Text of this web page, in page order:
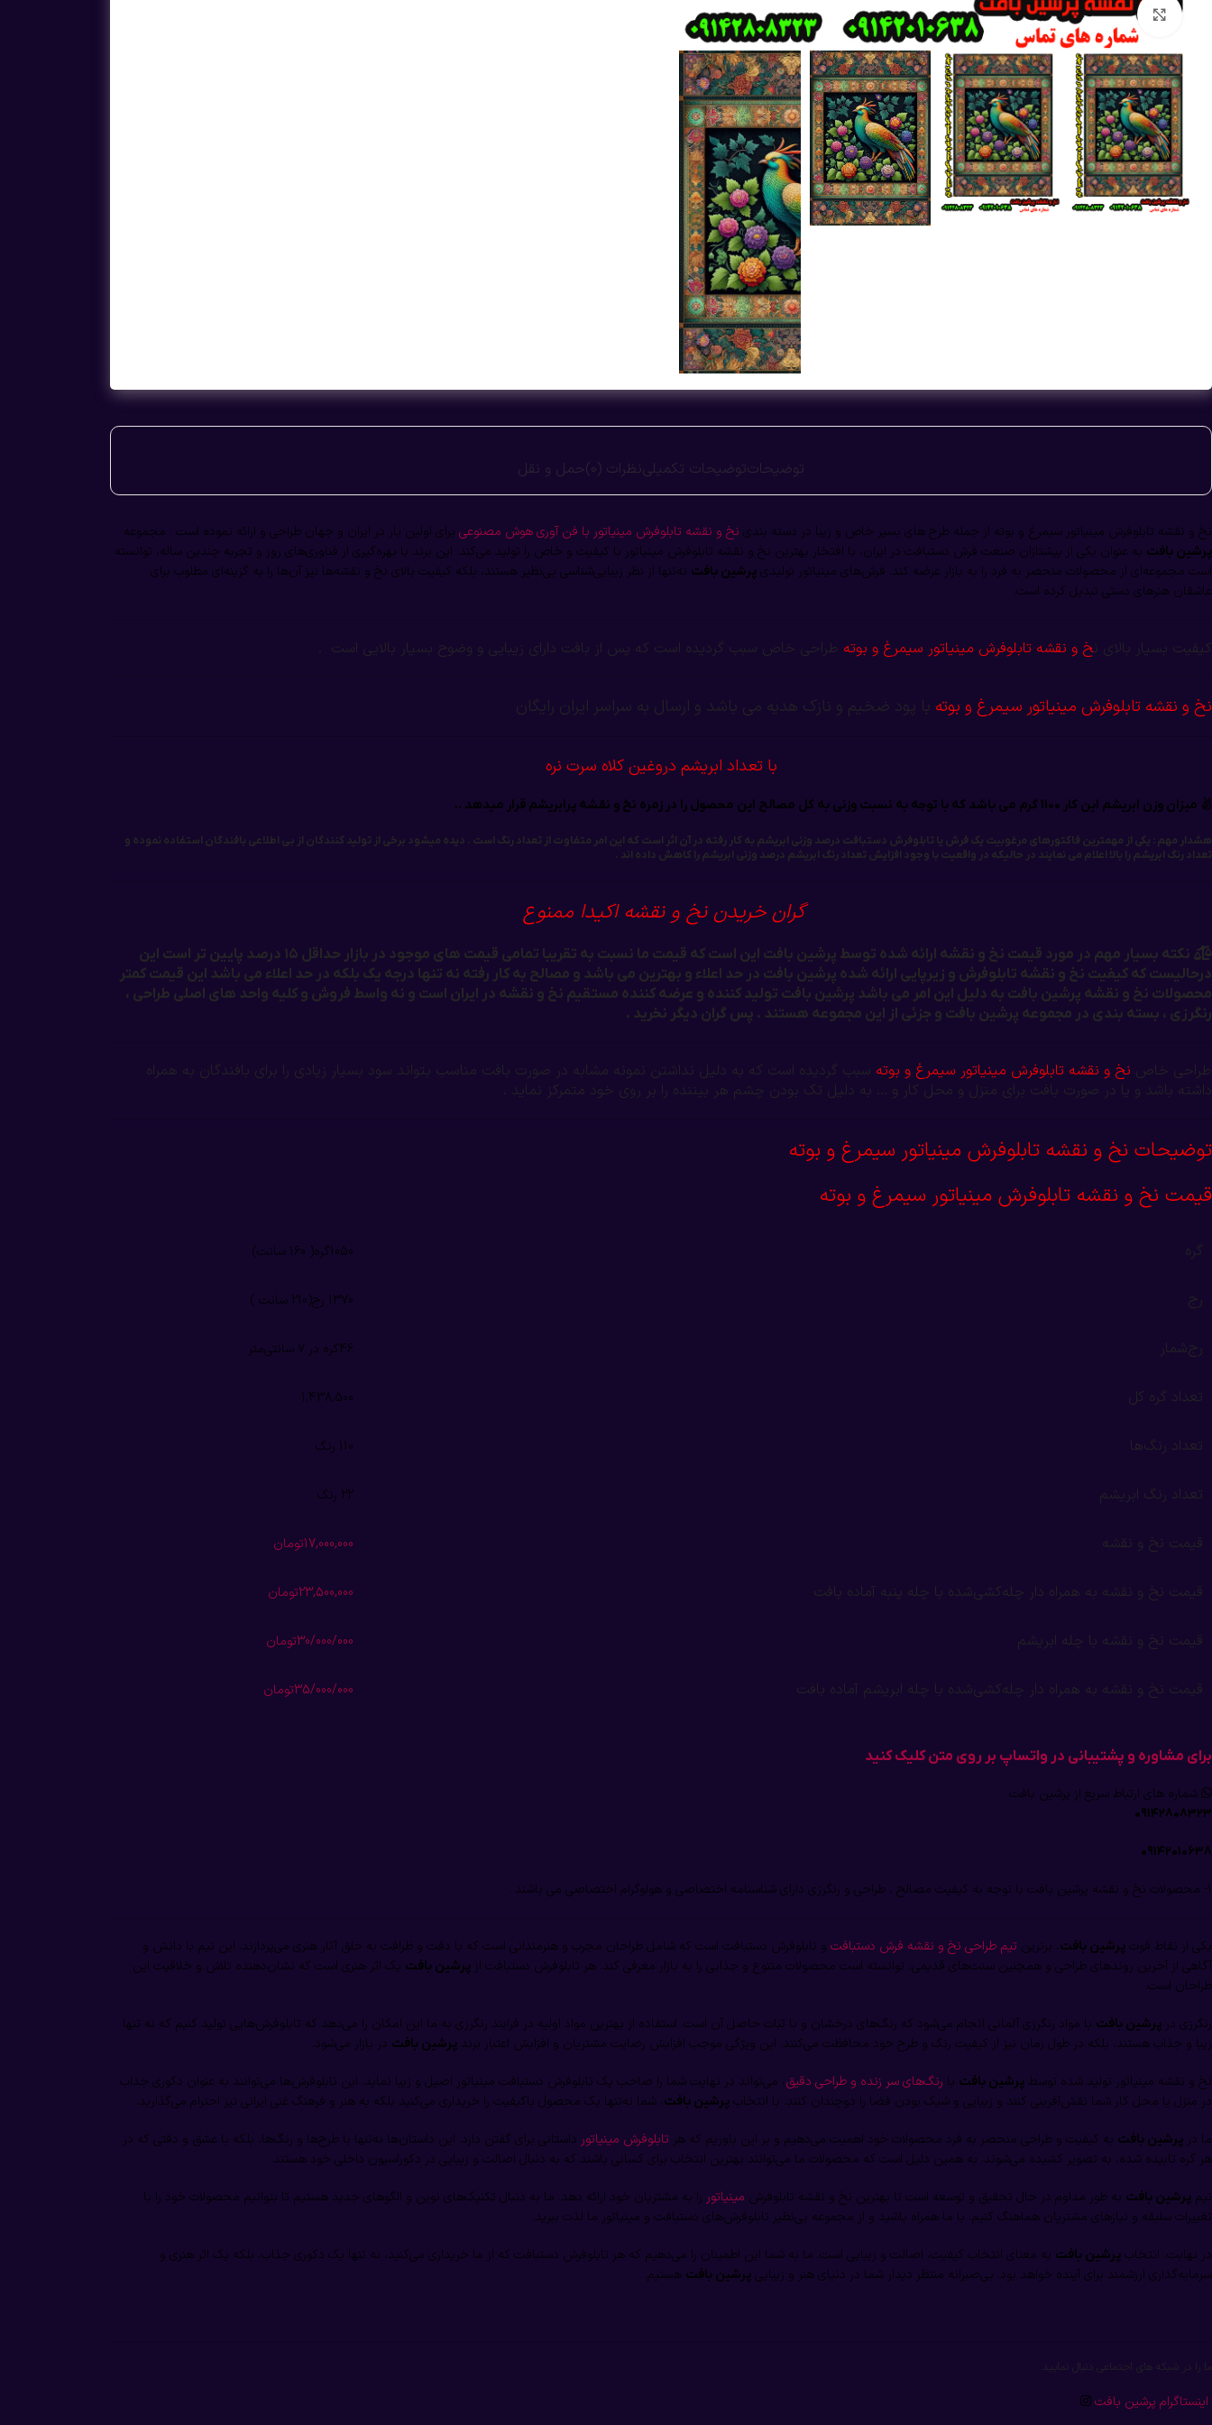
بزرگنمایی تصویر
توضیحاتتوضیحات تکمیلینظرات (0) حمل و نقل
نخ و نقشه تابلوفرش مینیاتور سیمرغ و بوته از جمله طرح های بسیر خاص و زیبا در دسته بندی نخ و نقشه تابلوفرش مینیاتور با فن آوری هوش مصنوعی برای اولین بار در ایران و جهان طراحی و ارائه نموده است . مجموعه
پرشین بافت به عنوان یکی از پیشتازان صنعت فرش دستبافت در ایران، با افتخار بهترین نخ و نقشه تابلوفرش مینیاتور با کیفیت و خاص را تولید می‌کند. این برند با بهره‌گیری از فناوری‌های روز و تجربه چندین ساله، توانسته
است مجموعه‌ای از محصولات منحصر به فرد را به بازار عرضه کند. فرش‌های مینیاتور تولیدی پرشین بافت نه‌تنها از نظر زیبایی‌شناسی بی‌نظیر هستند، بلکه کیفیت بالای نخ و نقشه‌ها نیز آن‌ها را به گزینه‌ای مطلوب برای
عاشقان هنرهای دستی تبدیل کرده است.
کیفیت بسیار بالای نخ و نقشه تابلوفرش مینیاتور سیمرغ و بوته طراحی خاص سبب گردیده است که پس از بافت دارای زیبایی و وضوح بسیار بالایی است .
نخ و نقشه تابلوفرش مینیاتور سیمرغ و بوته با پود ضخیم و نازک هدیه می باشد و ارسال به سراسر ایران رایگان
با تعداد ابریشم دروغین کلاه سرت نره
میزان وزن ابریشم این کار 1100 گرم می باشد که با توجه به نسبت وزنی به کل مصالح این محصول را در زمره نخ و نقشه پرابریشم قرار میدهد ..
هشدار مهم : یکی از مهمترین فاکتورهای مرغوبیت یک فرش یا تابلوفرش دستبافت درصد وزنی ابریشم به کار رفته در آن اثر است که این امر متفاوت از تعداد رنگ است . دیده میشود برخی از تولید کنندگان از بی اطلاعی بافندگان استفاده نموده و
تعداد رنگ ابریشم را بالا اعلام می نمایند در حالیکه در واقعیت با وجود افزایش تعداد رنگ ابریشم درصد وزنی ابریشم را کاهش داده اند .
گران خریدن نخ و نقشه اکیدا ممنوع
نکته بسیار مهم در مورد قیمت نخ و نقشه ارائه شده توسط پرشین بافت این است که قیمت ما نسبت به تقریبا تمامی قیمت های موجود در بازار حداقل ۱۵ درصد پایین تر است این
درحالیست که کیفیت نخ و نقشه تابلوفرش و زیرپایی ارائه شده پرشین بافت در حد اعلاء و بهترین می باشد و مصالح به کار رفته نه تنها درجه یک بلکه در حد اعلاء می باشد این قیمت کمتر
محصولات نخ و نقشه پرشین بافت به دلیل این امر می باشد پرشین بافت تولید کننده و عرضه کننده مستقیم نخ و نقشه در ایران است و نه واسط فروش و کلیه واحد های اصلی طراحی ،
رنگرزی ، بسته بندی در مجموعه پرشین بافت و جزئی از این مجموعه هستند . پس گران دیگر نخرید .
طراحی خاص نخ و نقشه تابلوفرش مینیاتور سیمرغ و بوته سبب گردیده است که به دلیل نداشتن نمونه مشابه در صورت بافت مناسب بتواند سود بسیار زیادی را برای بافندگان به همراه
داشته باشد و یا در صورت بافت برای منزل و محل کار و … به دلیل تک بودن چشم هر بیننده را بر روی خود متمرکز نماید .
توضیحات نخ و نقشه تابلوفرش مینیاتور سیمرغ و بوته
قیمت نخ و نقشه تابلوفرش مینیاتور سیمرغ و بوته
گره 1050گره( 160 سانت)
رج 1370 رج(210 سانت )
رج‌شمار 46گره در ۷ سانتی‌متر
تعداد گره کل 1,438,500
تعداد رنگ‌ها 110 رنگ
تعداد رنگ ابریشم 22 رنگ
قیمت نخ و نقشه 17,000,000تومان
قیمت نخ و نقشه به همراه دار چله‌کشی‌شده با چله پنبه آماده بافت 23,500,000تومان
قیمت نخ و نقشه با چله ابریشم 30/000/000تومان
قیمت نخ و نقشه به همراه دار چله‌کشی‌شده با چله ابریشم آماده بافت 35/000/000تومان
برای مشاوره و پشتیبانی در واتساپ بر روی متن کلیک کنید
شماره های ارتباط سریع از پرشین بافت
۰۹۱۴۲۸۰۸۳۲۳
۰۹۱۴۲۰۱۰۶۳۸
۱- محصولات نخ و نقشه پرشین بافت با توجه به کیفیت مصالح ، طراحی و رنگرزی دارای شناسنامه اختصاصی و هولوگرام اختصاصی می باشند .
یکی از نقاط قوت پرشین بافت، برترین تیم طراحی نخ و نقشه فرش دستبافت و تابلوفرش دستبافت است که شامل طراحان مجرب و هنرمندانی است که با دقت و ظرافت به خلق آثار هنری می‌پردازند. این تیم با دانش و
آگاهی از آخرین روندهای طراحی و همچنین سنت‌های قدیمی، توانسته است محصولات متنوع و جذابی را به بازار معرفی کند. هر تابلوفرش دستبافت از پرشین بافت یک اثر هنری است که نشان‌دهنده تلاش و خلاقیت این
طراحان است.
رنگرزی در پرشین بافت با مواد رنگرزی آلمانی انجام می‌شود که رنگ‌های درخشان و با ثبات حاصل آن است. استفاده از بهترین مواد اولیه در فرایند رنگرزی به ما این امکان را می‌دهد که تابلوفرش‌هایی تولید کنیم که نه تنها
زیبا و جذاب هستند، بلکه در طول زمان نیز از کیفیت رنگ و طرح خود محافظت می‌کنند. این ویژگی موجب افزایش رضایت مشتریان و افزایش اعتبار برند پرشین بافت در بازار می‌شود.
نخ و نقشه مینیاتور تولید شده توسط پرشین بافت با رنگ‌های سر زنده و طراحی دقیق، می‌تواند در نهایت شما را صاحب یک تابلوفرش دستبافت مینیاتور اصیل و زیبا نماید. این تابلوفرش‌ها می‌توانند به عنوان دکوری جذاب
در منزل یا محل کار شما نقش‌آفرینی کنند و زیبایی و شیک بودن فضا را دوچندان کنند. با انتخاب پرشین بافت، شما نه‌تنها یک محصول باکیفیت را خریداری می‌کنید بلکه به هنر و فرهنگ غنی ایرانی نیز احترام می‌گذارید.
ما در پرشین بافت به کیفیت و طراحی منحصر به فرد محصولات خود اهمیت می‌دهیم و بر این باوریم که هر تابلوفرش مینیاتور داستانی برای گفتن دارد. این داستان‌ها نه‌تنها با طرح‌ها و رنگ‌ها، بلکه با عشق و دقتی که در
هر گره تابیده شده، به تصویر کشیده می‌شوند. به همین دلیل است که محصولات ما می‌توانند بهترین انتخاب برای کسانی باشند که به دنبال اصالت و زیبایی در دکوراسیون داخلی خود هستند.
تیم پرشین بافت به طور مداوم در حال تحقیق و توسعه است تا بهترین نخ و نقشه تابلوفرش مینیاتور را به مشتریان خود ارائه دهد. ما به دنبال تکنیک‌های نوین و الگوهای جدید هستیم تا بتوانیم محصولات خود را با
تغییرات سلیقه و نیازهای مشتریان هماهنگ کنیم. با ما همراه باشید و از مجموعه بی‌نظیر تابلوفرش‌های دستبافت و مینیاتور ما لذت ببرید.
در نهایت، انتخاب پرشین بافت به معنای انتخاب کیفیت، اصالت و زیبایی است. ما به شما این اطمینان را می‌دهیم که هر تابلوفرش دستبافت که از ما خریداری می‌کنید، نه تنها یک دکوری جذاب، بلکه یک اثر هنری و
سرمایه‌گذاری ارزشمند برای آینده خواهد بود. بی‌صبرانه منتظر دیدار شما در دنیای هنر و زیبایی پرشین بافت هستیم.
ما را در شبکه های اجتماعی دنبال نمایید
اینستاگرام پرشین بافت